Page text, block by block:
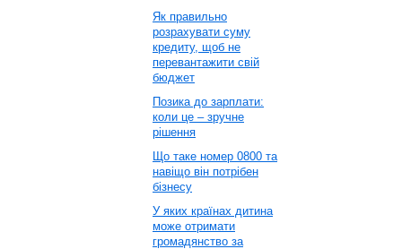
Як правильно
розрахувати суму
кредиту, щоб не
перевантажити свій
бюджет
Позика до зарплати:
коли це – зручне
рішення
Що таке номер 0800 та
навіщо він потрібен
бізнесу
У яких країнах дитина
може отримати
громадянство за